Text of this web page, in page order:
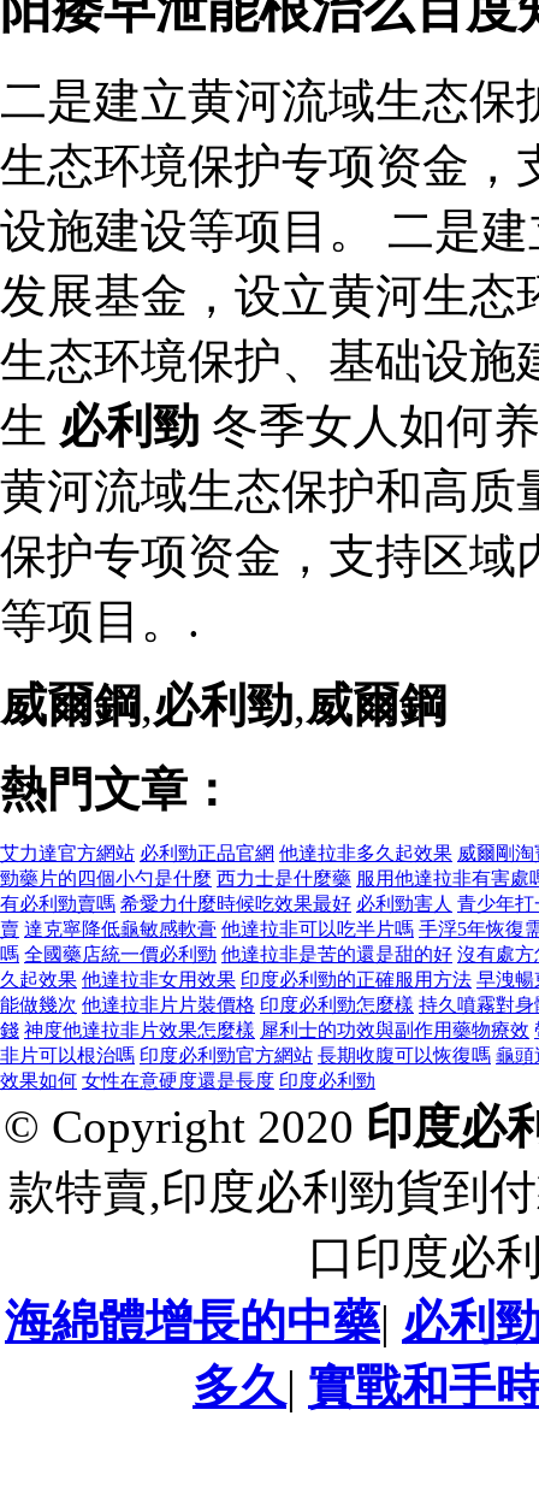
二是建立黄河流域生态保
生态环境保护专项资金，
设施建设等项目。 二是
发展基金，设立黄河生
生态环境保护、基础设施
生 必利勁 冬季女人如何
黄河流域生态保护和高质
保护专项资金，支持区域
等项目。.
威爾鋼,必利勁,威爾鋼
熱門文章：
艾力達官方網站 必利勁正品官網 他達拉非多久起效果 威爾剛淘
勁藥片的四個小勺是什麼 西力士是什麼藥 服用他達拉非有害處
有必利勁賣嗎 希愛力什麼時候吃效果最好 必利勁害人 青少年打
賣 達克寧降低龜敏感軟膏 他達拉非可以吃半片嗎 手浮5年恢復
嗎 全國藥店統一價必利勁 他達拉非是苦的還是甜的好 沒有處方
久起效果 他達拉非女用效果 印度必利勁的正確服用方法 早洩暢
能做幾次 他達拉非片片裝價格 印度必利勁怎麼樣 持久噴霧對身
錢 神度他達拉非片效果怎麼樣 犀利士的功效與副作用藥物療效
非片可以根治嗎 印度必利勁官方網站 長期收腹可以恢復嗎 龜頭
效果如何 女性在意硬度還是長度 印度必利勁
© Copyright 2020 印度必
款特賣,印度必利勁貨到
口印度必
海綿體增長的中藥| 必利
多久| 實戰和手